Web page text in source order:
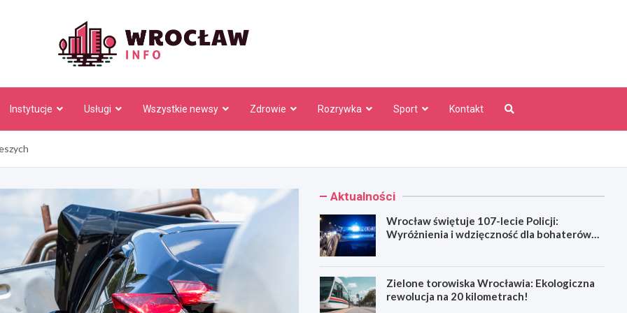
Instytucje Usługi Wszystkie newsy Zdrowie Rozrywka Sport Kontakt
Aktualności
Wrocław świętuje 107-lecie Policji:
Wyróżnienia i wdzięczność dla bohaterów
Zielone torowiska Wrocławia: Ekologiczna
rewolucja na 20 kilometrach!